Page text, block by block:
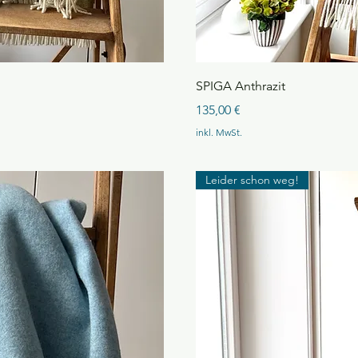
SPIGA Anthrazit
Preis
135,00 €
inkl. MwSt.
Leider schon weg!